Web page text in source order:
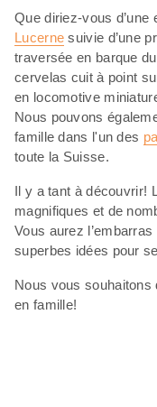
Que diriez-vous
Lucerne suivie d’une
traversée en barque du
cervelas cuit à point
en locomotive
Nous pouvons
famille dans l'un des
toute la Suisse.
Il y a tant à découvrir!
magnifiques et de
Vous aurez
superbes idées pour
Nous vous
en famille!